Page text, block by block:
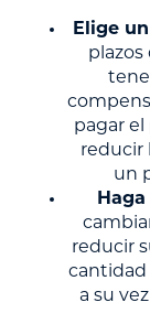
Elige
pagar
reducir
un
reducir
cantidad
a su